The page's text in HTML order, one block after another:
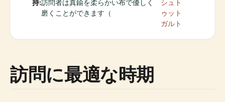
持:訪問者は真鍮を柔らかい布で優しく
磨くことができます（
シュト
ゥット
ガルト
訪問に最適な時期